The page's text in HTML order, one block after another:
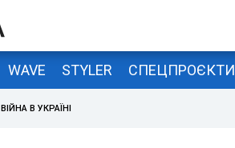
WAVE STYLER СПЕЦПРОЄКТИ
ВІЙНА В УКРАЇНІ